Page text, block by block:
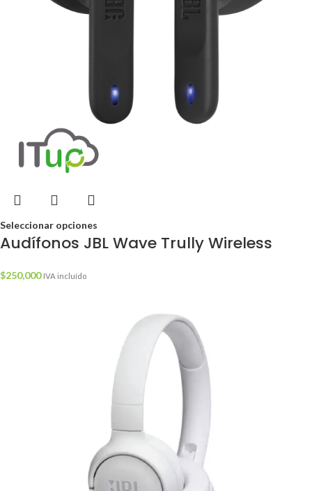
Seleccionar opciones
Audífonos JBL Wave Trully Wireless
$250,000 IVA incluído